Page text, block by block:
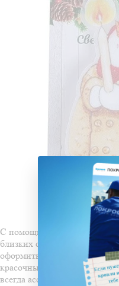
С помощью такой цветной
близких с Новым годом,
оформить квартиру и офис.
красочным изображением,
всегда ассоциируются с